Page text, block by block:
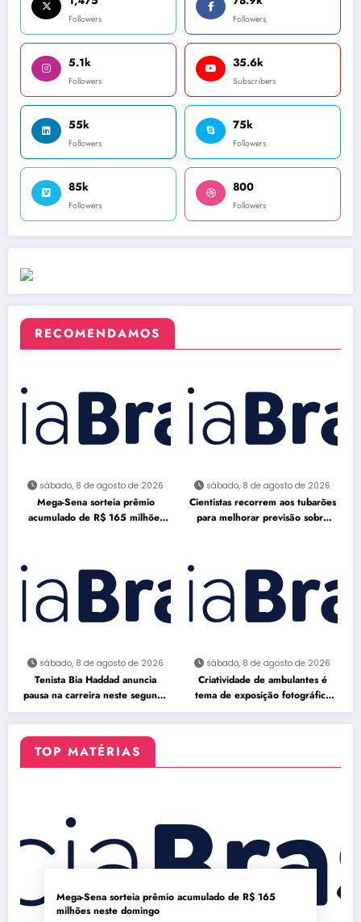
Followers Followers
5.1k
Followers
35.6k
Subscribers
55k
Followers
75k
Followers
85k
Followers
800
Followers
RECOMENDAMOS
sábado, 8 de agosto de 2026
Mega-Sena sorteia prêmio
acumulado de R$ 165 milhões
sábado, 8 de agosto de 2026
Cientistas recorrem aos tubarões
para melhorar previsão sobre
sábado, 8 de agosto de 2026
Tenista Bia Haddad anuncia
pausa na carreira neste segundo
semestre
sábado, 8 de agosto de 2026
Criatividade de ambulantes é
tema de exposição fotográfica
no Rio
TOP MATÉRIAS
Mega-Sena sorteia prêmio acumulado de R$ 165
milhões neste domingo